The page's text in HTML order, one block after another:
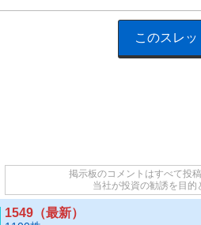
このスレ
掲示板のコメントはすべて投
当社が投資の勧誘を目的
1549（最新）